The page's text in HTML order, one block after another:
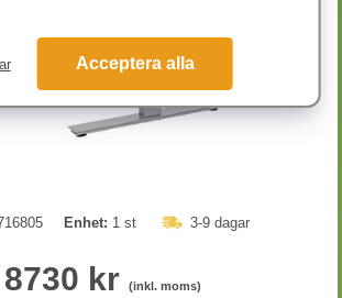
Enhet: 1 st 3-9 dagar
8730 kr (inkl. moms)
Acceptera alla